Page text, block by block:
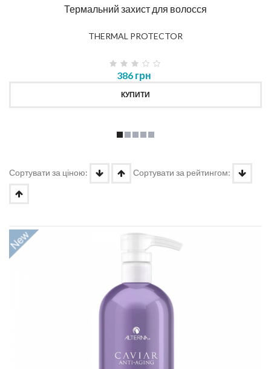
Термальний захист для волосся
THERMAL PROTECTOR
386 грн
КУПИТИ
Сортувати за ціною: Сортувати за рейтингом: